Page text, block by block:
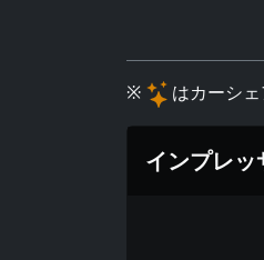
※ はカーシェ
インプレッ